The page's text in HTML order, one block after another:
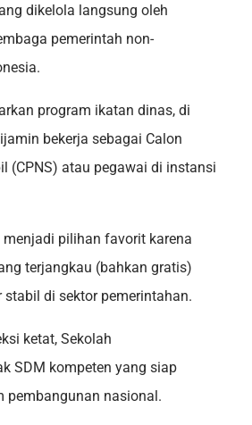
dikelola langsung oleh
pemerintah non-
program ikatan dinas, di
bekerja sebagai Calon
(CPNS) atau pegawai di instansi
pilihan favorit karena
terjangkau (bahkan gratis)
stabil di sektor pemerintahan.
ketat, Sekolah
SDM kompeten yang siap
pembangunan nasional.